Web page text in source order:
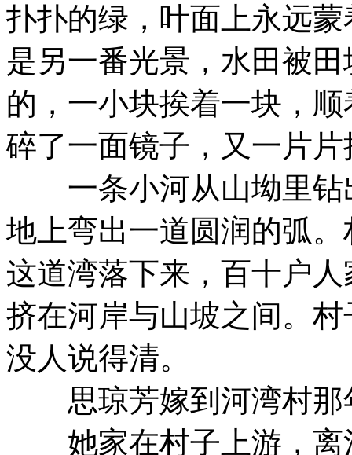
扑扑的绿，叶面上永远
是另一番光景，水田被
的，一小块挨着一块，
碎了一面镜子，又一片
一条小河从山坳里钻
地上弯出一道圆润的弧
这道湾落下来，百十户
挤在河岸与山坡之间。
没人说得清。
思琼芳嫁到河湾村那
她家在村子上游，离